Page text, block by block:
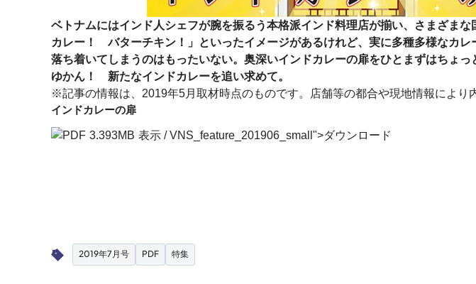
ベトナムにはインド人シェフが腕を振るう本格派インド料理店が揃い、さまざま
カレー！ バターチキン！」といったイメージがあるけれど、実に多種多様なカレ
落ち着いてしまうのはもったいない。奥深いインドカレーの扉をひとまずはちょ
ゆかん！ 新たなインドカレーを追い求めて。
※記事の情報は、2019年5月取材時点のものです。店舗等の都合や現地情報により
インドカレーの扉
3.393MB 表示 /VNS_feature_201906_small">ダウンロード
2019年7月号 PDF 特集